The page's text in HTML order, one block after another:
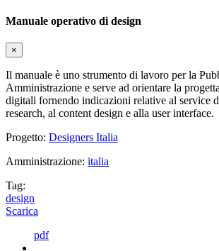
Manuale operativo di design
×
Il manuale è uno strumento di lavoro per la
Amministrazione e serve ad orientare la
digitali fornendo indicazioni relative al service
research, al content design e alla user interface.
Progetto: Designers Italia
Amministrazione: italia
Tag:
design
Scarica
pdf